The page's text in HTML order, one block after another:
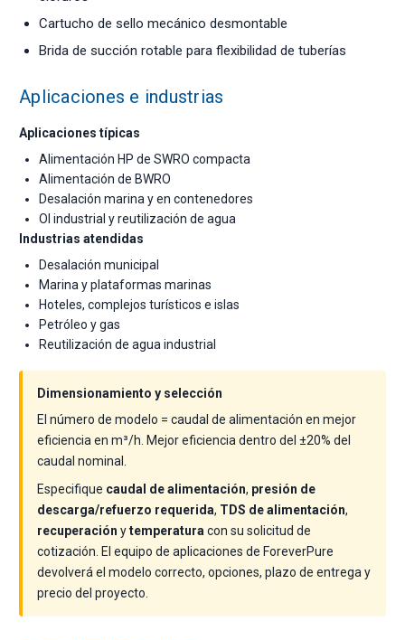
Cartucho de sello mecánico desmontable
Brida de succión rotable para flexibilidad de tuberías
Aplicaciones e industrias
Aplicaciones típicas
Alimentación HP de SWRO compacta
Alimentación de BWRO
Desalación marina y en contenedores
OI industrial y reutilización de agua
Industrias atendidas
Desalación municipal
Marina y plataformas marinas
Hoteles, complejos turísticos e islas
Petróleo y gas
Reutilización de agua industrial
Dimensionamiento y selección
El número de modelo = caudal de alimentación en mejor
eficiencia en m³/h. Mejor eficiencia dentro del ±20% del
caudal nominal.
Especifique caudal de alimentación, presión de
descarga/refuerzo requerida, TDS de alimentación,
recuperación ytemperatura con su solicitud de
cotización. El equipo de aplicaciones de ForeverPure
devolverá el modelo correcto, opciones, plazo de entrega y
precio del proyecto.